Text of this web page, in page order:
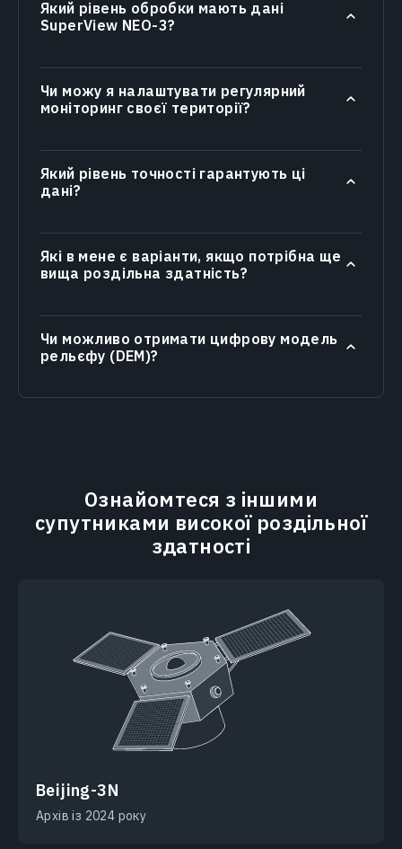
Який рівень обробки мають дані
SuperView NEO-3?
Чи можу я налаштувати регулярний
моніторинг своєї території?
Який рівень точності гарантують ці
дані?
Які в мене є варіанти, якщо потрібна ще
вища роздільна здатність?
Чи можливо отримати цифрову модель
рельєфу (DEM)?
Ознайомтеся з іншими
супутниками високої роздільної
здатності
Beijing-3N
Архів із 2024 року